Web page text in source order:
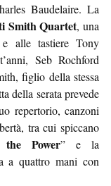
Baudelaire. La
Smith Quartet, una
alle tastiere Tony
Seb Rochford
figlio della stessa
della serata prevede
repertorio, canzoni
tra cui spiccano
the Power” e la
a quattro mani con